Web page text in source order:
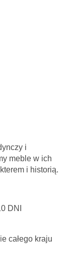
i
meble w ich
i historią.
DNI
całego kraju